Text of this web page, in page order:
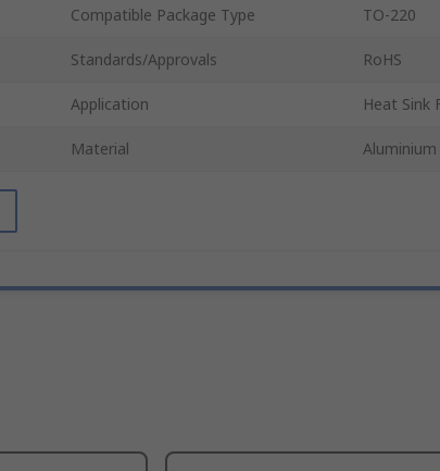
Compatible Package Type TO-220
Standards/Approvals RoHS
Application Heat Sink
Material Aluminium